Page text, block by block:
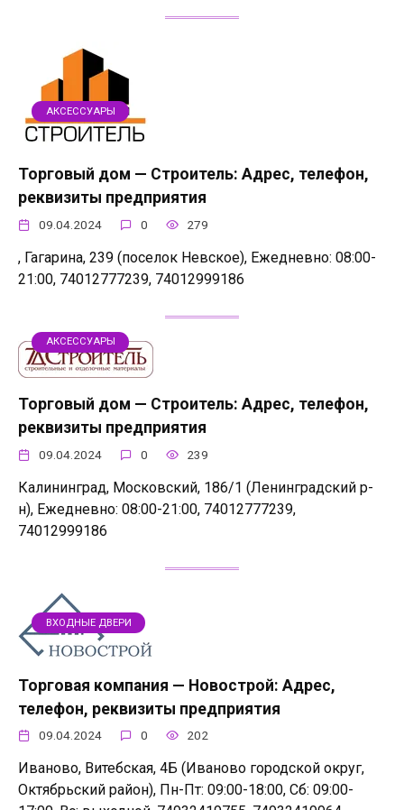
АКСЕССУАРЫ
Торговый дом — Строитель: Адрес, телефон,
реквизиты предприятия
09.04.2024 0 279
, Гагарина, 239 (поселок Невское), Ежедневно: 08:00-
21:00, 74012777239, 74012999186
АКСЕССУАРЫ
Торговый дом — Строитель: Адрес, телефон,
реквизиты предприятия
09.04.2024 0 239
Калининград, Московский, 186/1 (Ленинградский р-
н), Ежедневно: 08:00-21:00, 74012777239,
74012999186
ВХОДНЫЕ ДВЕРИ
Торговая компания — Новострой: Адрес,
телефон, реквизиты предприятия
09.04.2024 0 202
Иваново, Витебская, 4Б (Иваново городской округ,
Октябрьский район), Пн-Пт: 09:00-18:00, Сб: 09:00-